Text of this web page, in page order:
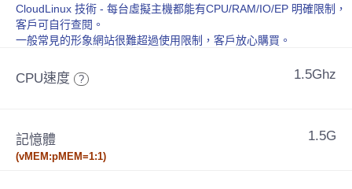
CloudLinux 技術 - 每台虛擬主機都能有CPU/RAM/IO/EP 明確限制，
客戶可自行查閱。
一般常見的形象網站很難超過使用限制，客戶放心購買。
CPU速度 ? 1.5Ghz
記憶體
(vMEM:pMEM=1:1)
1.5G